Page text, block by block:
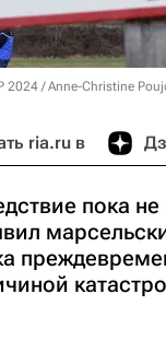
2024 / Anne-Christine
ria.ru в
пока